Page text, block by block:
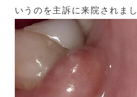
いうのを主訴に来院されまし